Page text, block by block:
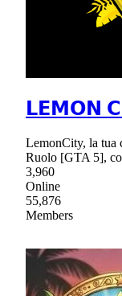
𝗟𝗘𝗠𝗢𝗡
LemonCity, la tua
Ruolo [GTA 5],
3,960
Online
55,876
Members